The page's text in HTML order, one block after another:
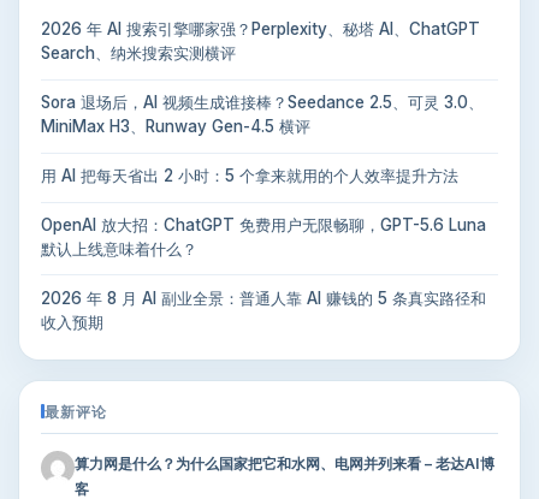
2026 年 AI 搜索引擎哪家强？Perplexity、秘塔 AI、ChatGPT
Search、纳米搜索实测横评
Sora 退场后，AI 视频生成谁接棒？Seedance 2.5、可灵 3.0、
MiniMax H3、Runway Gen-4.5 横评
用 AI 把每天省出 2 小时：5 个拿来就用的个人效率提升方法
OpenAI 放大招：ChatGPT 免费用户无限畅聊，GPT-5.6 Luna
默认上线意味着什么？
2026 年 8 月 AI 副业全景：普通人靠 AI 赚钱的 5 条真实路径和
收入预期
最新评论
算力网是什么？为什么国家把它和水网、电网并列来看 – 老达AI博
客